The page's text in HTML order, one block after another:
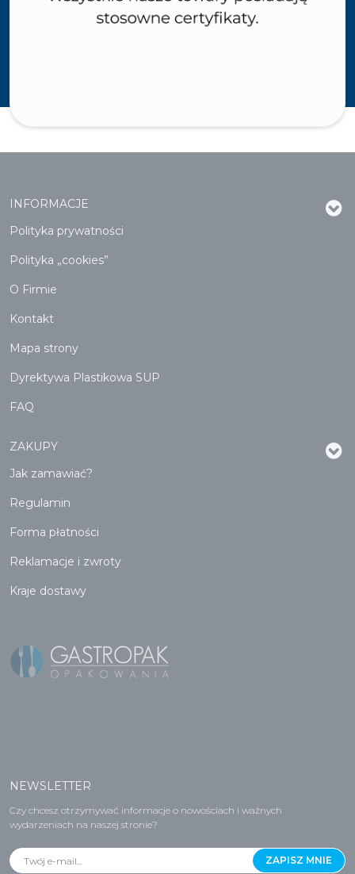
INFORMACJE
Polityka prywatności
Polityka „cookies”
O Firmie
Kontakt
Mapa strony
Dyrektywa Plastikowa SUP
FAQ
ZAKUPY
Jak zamawiać?
Regulamin
Forma płatności
Reklamacje i zwroty
Kraje dostawy
NEWSLETTER
Czy chcesz otrzymywać informacje o nowościach i ważnych
wydarzeniach na naszej stronie?